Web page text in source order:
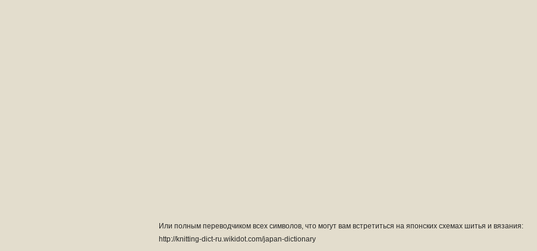
Или полным переводчиком всех символов, что могут вам встретиться на японских схемах шитья и вязания:
http://knitting-dict-ru.wikidot.com/japan-dictionary